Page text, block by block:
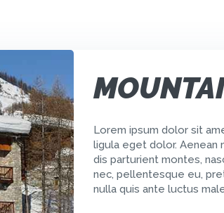
Lorem ipsum dolor sit
ligula eget dolor. Aenean
dis parturient montes,
nec, pellentesque eu,
nulla quis ante luctus